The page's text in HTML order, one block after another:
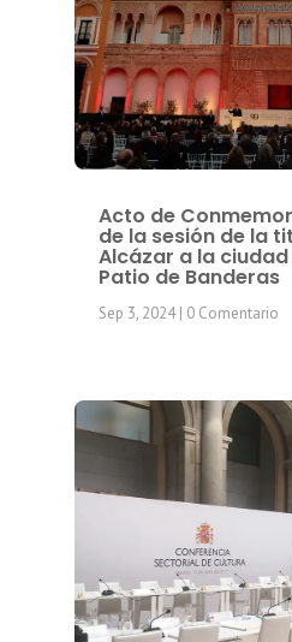
Acto de
de la sesión de la
Alcázar a la ciudad
Patio de Banderas
Sep 3, 2024| 0 Comentario